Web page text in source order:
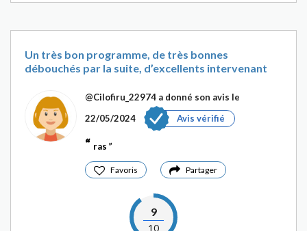
Un très bon programme, de très bonnes
débouchés par la suite, d’excellents intervenant
@Cilofiru_22974 a donné son avis le
22/05/2024
Avis vérifié
ras
Favoris Partager
9
10